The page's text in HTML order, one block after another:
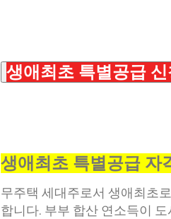
생애최초 특별공급 신
생애최초 특별공급 자
무주택 세대주로서 생애최초
합니다. 부부 합산 연소득이